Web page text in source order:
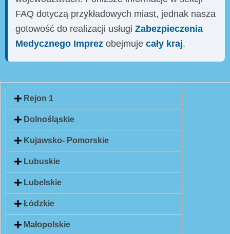
FAQ dotyczą przykładowych miast, jednak nasza
gotowość do realizacji usługi Zabezpieczenia
Medycznego Imprez obejmuje cały kraj.
Rejon 1
Dolnośląskie
Kujawsko- Pomorskie
Lubuskie
Lubelskie
Łódzkie
Małopolskie